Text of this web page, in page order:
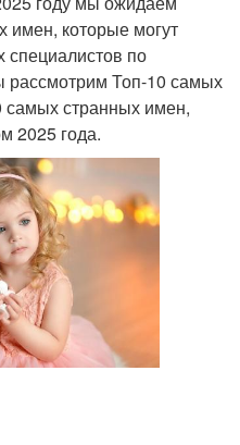
имен, которые могут
по
рассмотрим Топ-10 самых
самых странных имен,
2025 года.